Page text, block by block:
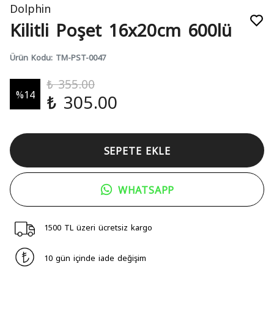
Dolphin
Kilitli Poşet 16x20cm 600lü
Ürün Kodu: TM-PST-0047
%14
₺ 355.00
₺ 305.00
SEPETE EKLE
WHATSAPP
1500 TL üzeri ücretsiz kargo
10 gün içinde iade değişim